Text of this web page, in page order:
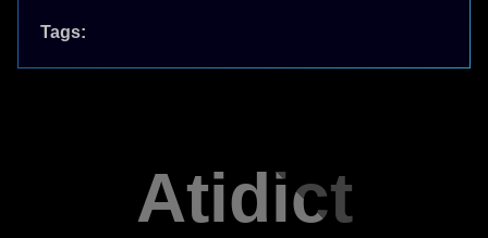
Tags:
Atidict